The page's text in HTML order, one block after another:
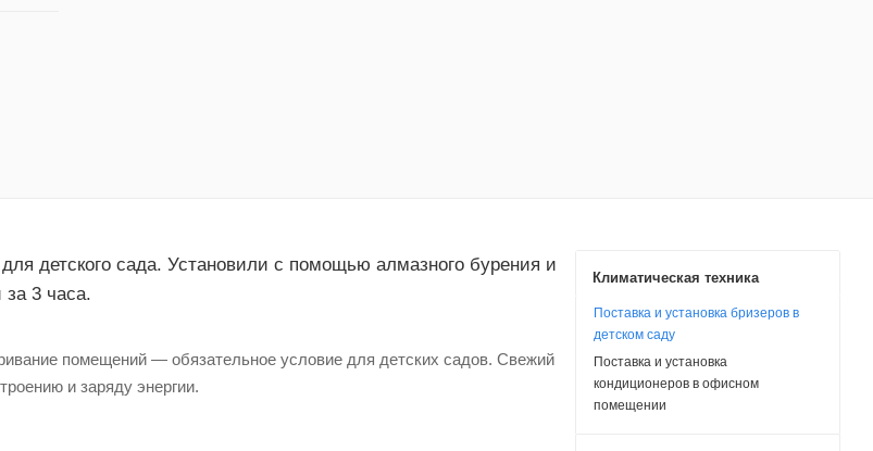
детского сада. Установили с помощью алмазного бурения и
за 3 часа.
помещений — обязательное условие для детских садов. Свежий
и заряду энергии.
Климатическая техника
Поставка и установка бризеров в
детском саду
Поставка и установка
кондиционеров в офисном
помещении